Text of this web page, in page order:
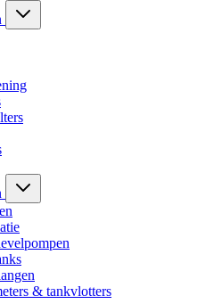
& tankvlotters